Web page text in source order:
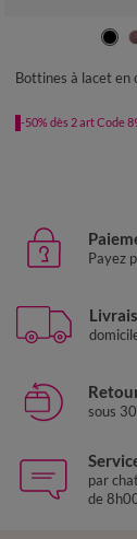
38
Bottines à lacet en
-50% dès 2 art Code
Payez
sous
par
de